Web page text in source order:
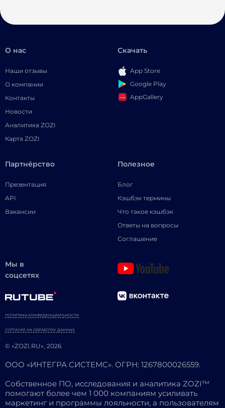
О нас
Наши отзывы
О компании
Контакты
Новости
Аналитика ZOZI
Карта ZOZI
Скачать
App Store
Google Play
AppGallery
Партнёрство
Презентация
API
Вакансии
Полезное
Блог
Кэшбэк термины
Что такое кэшбэк
Ответы на вопросы
Соглашение
Мы в
соцсетях
© «ZOZI.RU», 2026
ПОЛИТИКА КОНФИДЕНЦИАЛЬНОСТИ
СОГЛАСИЕ НА ОБРАБОТКУ ДАННЫХ
ООО «ИНТЕГРА СИСТЕМС». ОГРН: 1267800026559.
Собственное ПО, исследования и аналитика ZOZI™
помогают более чем 1 000 компаниям усиливать
маркетинг и программы лояльности, а пользователям